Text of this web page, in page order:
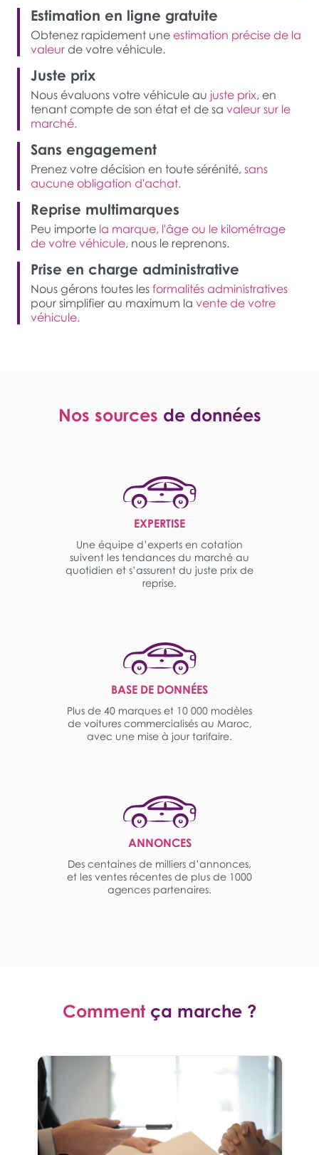
Estimation en ligne gratuite
Obtenez rapidement une estimation précise de la
valeur de votre véhicule.
Juste prix
Nous évaluons votre véhicule au juste prix, en
tenant compte de son état et de sa valeur sur le
marché.
Sans engagement
Prenez votre décision en toute sérénité, sans
aucune obligation d'achat.
Reprise multimarques
Peu importe la marque, l'âge ou le kilométrage
de votre véhicule, nous le reprenons.
Prise en charge administrative
Nous gérons toutes les formalités administratives
pour simplifier au maximum la vente de votre
véhicule.
Nos sources de données
EXPERTISE
Une équipe d’experts en cotation
suivent les tendances du marché au
quotidien et s’assurent du juste prix de
reprise.
BASE DE DONNÉES
Plus de 40 marques et 10 000 modèles
de voitures commercialisés au Maroc,
avec une mise à jour tarifaire.
ANNONCES
Des centaines de milliers d’annonces,
et les ventes récentes de plus de 1000
agences partenaires.
Comment ça marche ?